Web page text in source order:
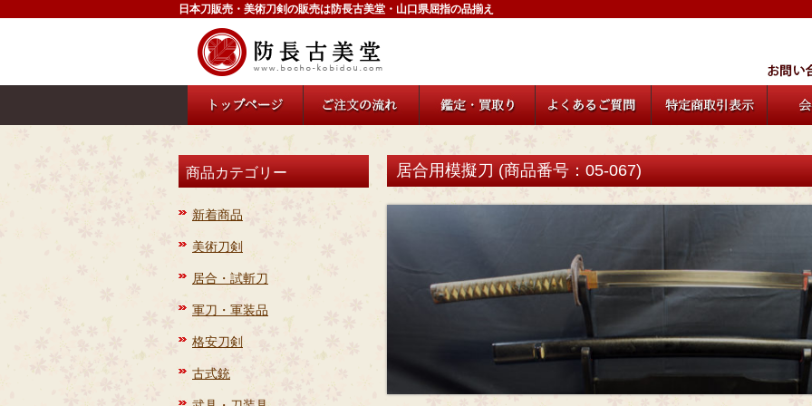
日本刀販売・美術刀剣の販売は防長古美堂・山口県屈指の品揃え
商品カテゴリー
新着商品
美術刀剣
居合・試斬刀
軍刀・軍装品
格安刀剣
古式銃
居合用模擬刀 (商品番号：05-067)